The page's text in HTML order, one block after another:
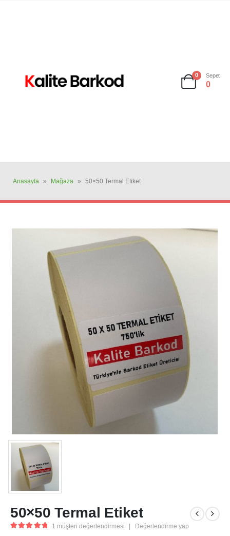
0 Sepet
0
Anasayfa » Mağaza » 50×50 Termal Etiket
50×50 Termal Etiket
1 müşteri değerlendirmesi Değerlendirme yap